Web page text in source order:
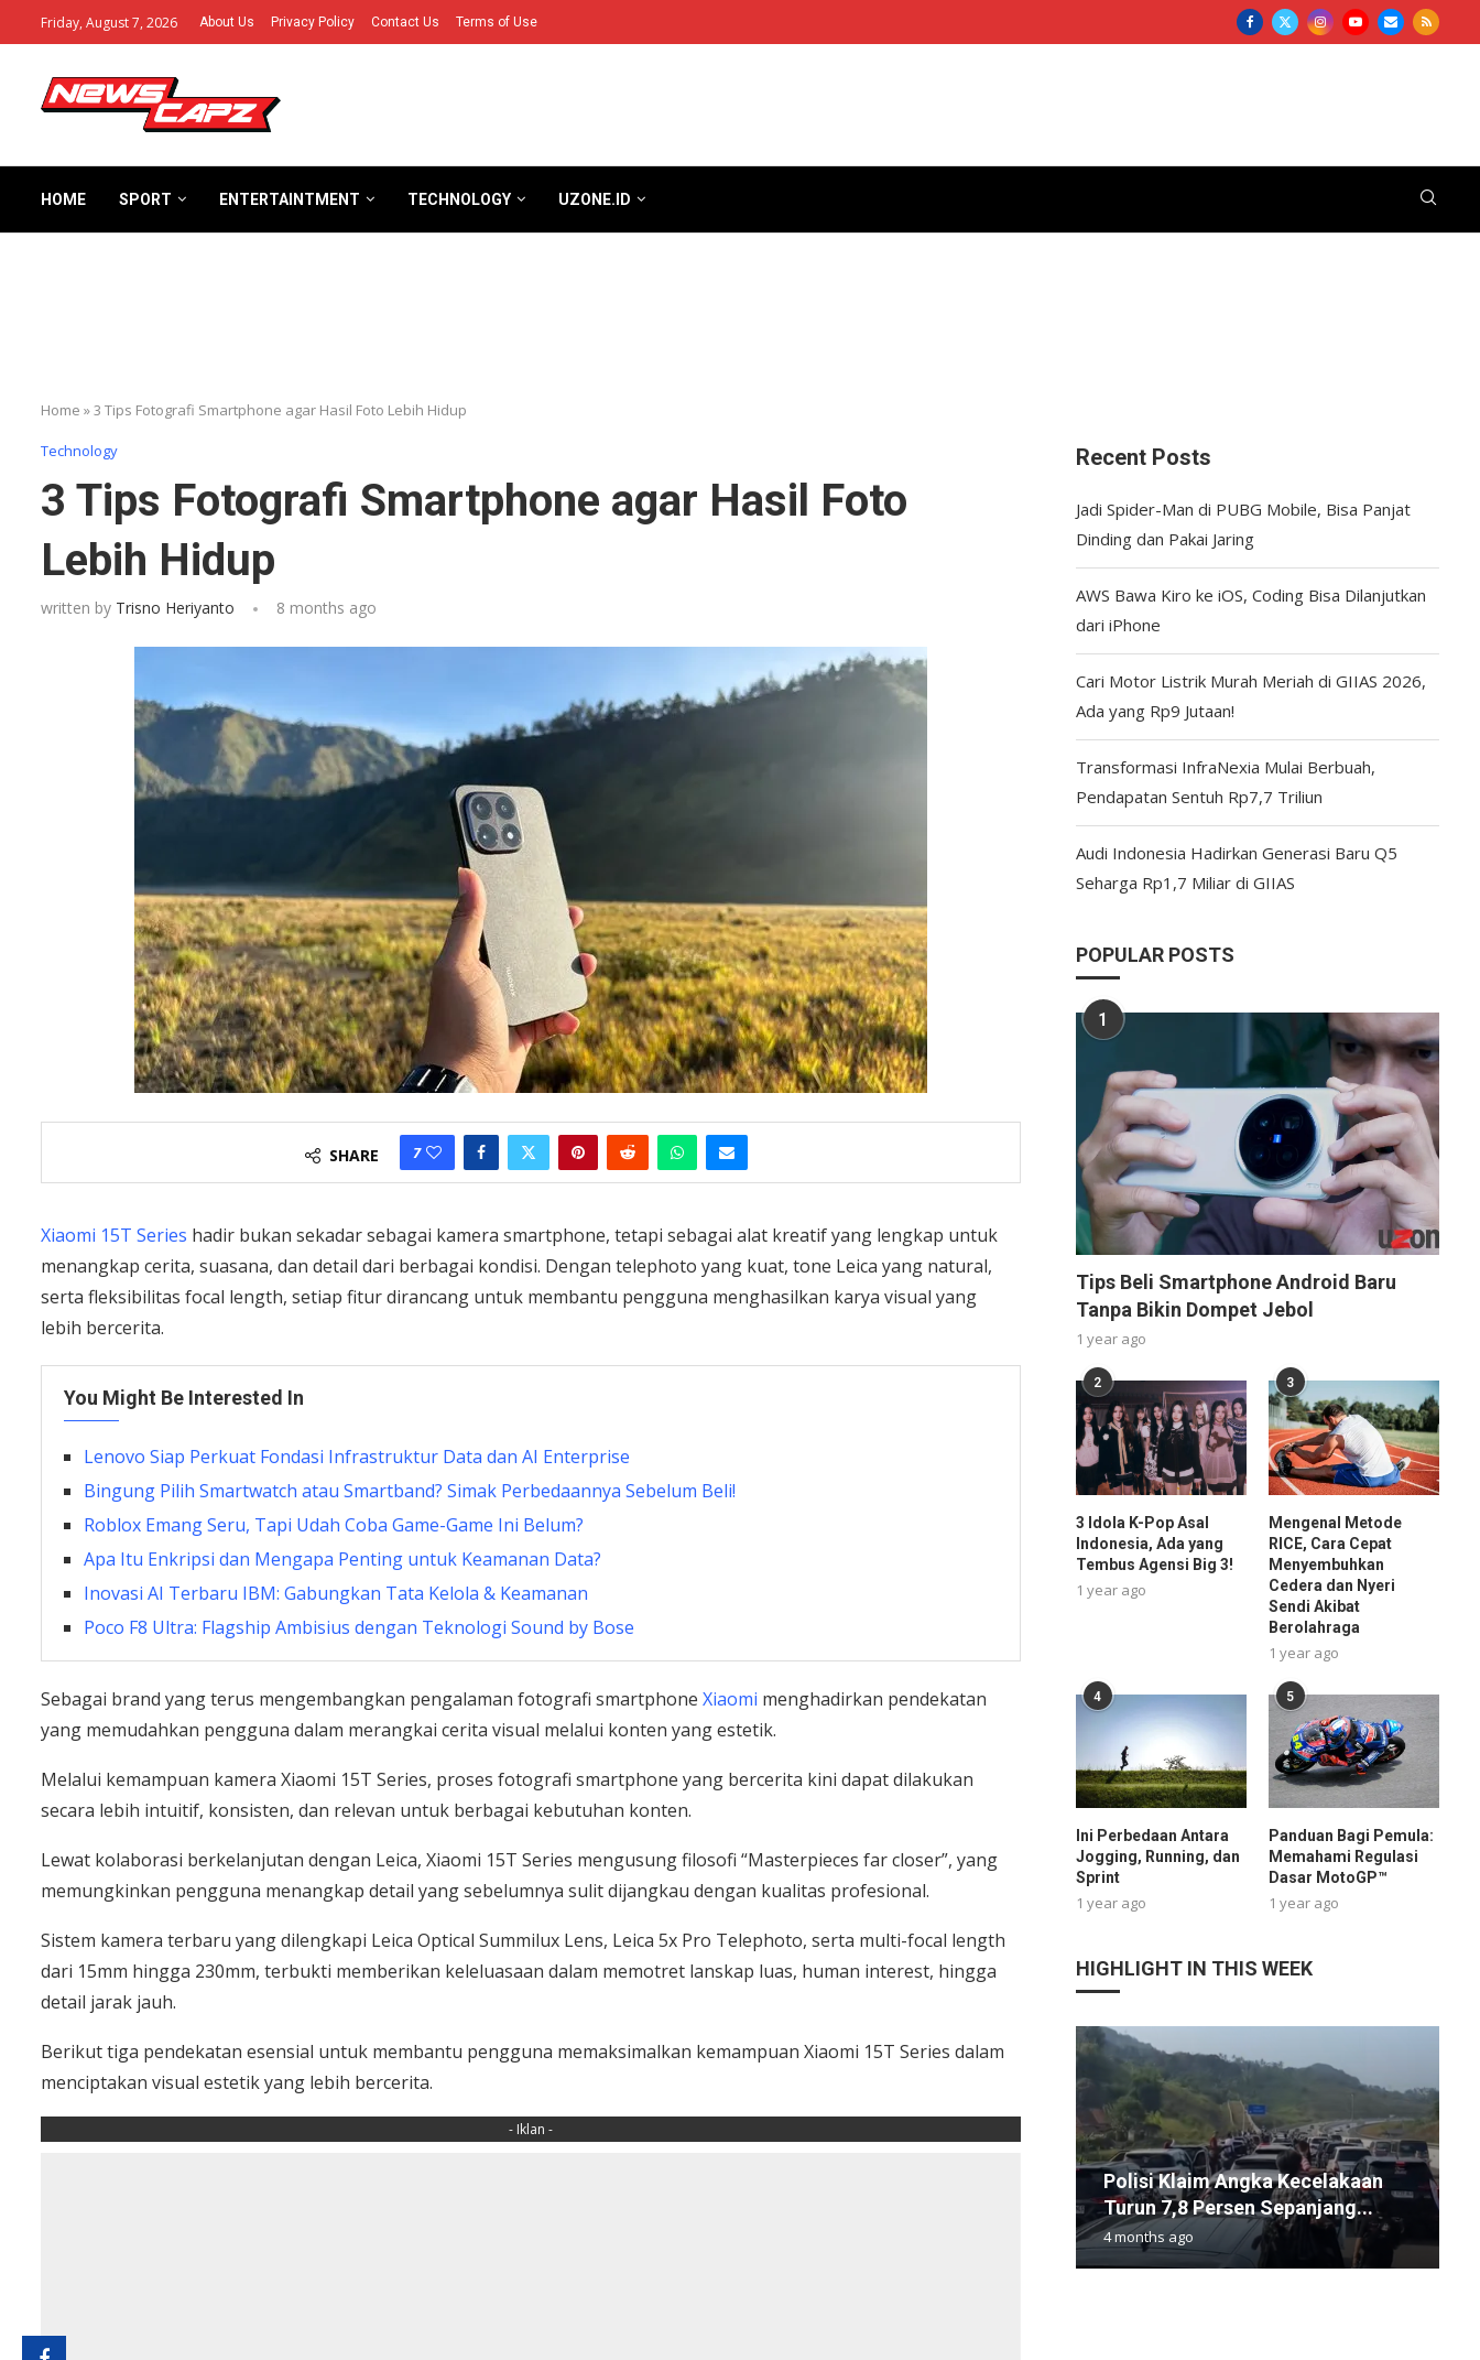
Friday, August 7, 2026 About Us Privacy Policy Contact Us Terms of Use
HOME SPORT ENTERTAINTMENT TECHNOLOGY UZONE.ID
Home »3 Tips Fotografi Smartphone agar Hasil Foto Lebih Hidup
Technology
3 Tips Fotografi Smartphone agar Hasil Foto
Lebih Hidup
written by Trisno Heriyanto 8 months ago
SHARE 7
Xiaomi 15T Series hadir bukan sekadar sebagai kamera smartphone, tetapi sebagai alat kreatif yang lengkap untuk
menangkap cerita, suasana, dan detail dari berbagai kondisi. Dengan telephoto yang kuat, tone Leica yang natural,
serta fleksibilitas focal length, setiap fitur dirancang untuk membantu pengguna menghasilkan karya visual yang
lebih bercerita.
You Might Be Interested In
Lenovo Siap Perkuat Fondasi Infrastruktur Data dan AI Enterprise
Bingung Pilih Smartwatch atau Smartband? Simak Perbedaannya Sebelum Beli!
Roblox Emang Seru, Tapi Udah Coba Game-Game Ini Belum?
Apa Itu Enkripsi dan Mengapa Penting untuk Keamanan Data?
Inovasi AI Terbaru IBM: Gabungkan Tata Kelola & Keamanan
Poco F8 Ultra: Flagship Ambisius dengan Teknologi Sound by Bose
Sebagai brand yang terus mengembangkan pengalaman fotografi smartphone Xiaomi menghadirkan pendekatan
yang memudahkan pengguna dalam merangkai cerita visual melalui konten yang estetik.
Melalui kemampuan kamera Xiaomi 15T Series, proses fotografi smartphone yang bercerita kini dapat dilakukan
secara lebih intuitif, konsisten, dan relevan untuk berbagai kebutuhan konten.
Lewat kolaborasi berkelanjutan dengan Leica, Xiaomi 15T Series mengusung filosofi “Masterpieces far closer”, yang
memungkinkan pengguna menangkap detail yang sebelumnya sulit dijangkau dengan kualitas profesional.
Sistem kamera terbaru yang dilengkapi Leica Optical Summilux Lens, Leica 5x Pro Telephoto, serta multi-focal length
dari 15mm hingga 230mm, terbukti memberikan keleluasaan dalam memotret lanskap luas, human interest, hingga
detail jarak jauh.
Berikut tiga pendekatan esensial untuk membantu pengguna memaksimalkan kemampuan Xiaomi 15T Series dalam
menciptakan visual estetik yang lebih bercerita.
- Iklan -
Recent Posts
Jadi Spider-Man di PUBG Mobile, Bisa Panjat
Dinding dan Pakai Jaring
AWS Bawa Kiro ke iOS, Coding Bisa Dilanjutkan
dari iPhone
Cari Motor Listrik Murah Meriah di GIIAS 2026,
Ada yang Rp9 Jutaan!
Transformasi InfraNexia Mulai Berbuah,
Pendapatan Sentuh Rp7,7 Triliun
Audi Indonesia Hadirkan Generasi Baru Q5
Seharga Rp1,7 Miliar di GIIAS
POPULAR POSTS
1
Tips Beli Smartphone Android Baru
Tanpa Bikin Dompet Jebol
1 year ago
2
3 Idola K-Pop Asal
Indonesia, Ada yang
Tembus Agensi Big 3!
1 year ago
3
Mengenal Metode
RICE, Cara Cepat
Menyembuhkan
Cedera dan Nyeri
Sendi Akibat
Berolahraga
1 year ago
4
Ini Perbedaan Antara
Jogging, Running, dan
Sprint
1 year ago
5
Panduan Bagi Pemula:
Memahami Regulasi
Dasar MotoGP™
1 year ago
HIGHLIGHT IN THIS WEEK
Polisi Klaim Angka Kecelakaan
Turun 7,8 Persen Sepanjang...
4 months ago